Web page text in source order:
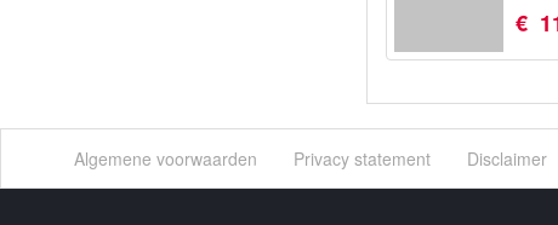
€
Algemene voorwaarden Privacy statement Disclaimer